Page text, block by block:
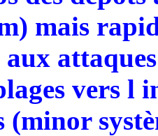
mais
vers
(minor